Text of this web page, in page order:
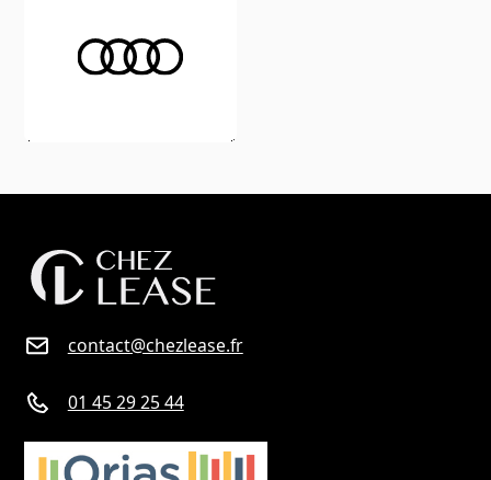
contact@chezlease.fr
01 45 29 25 44